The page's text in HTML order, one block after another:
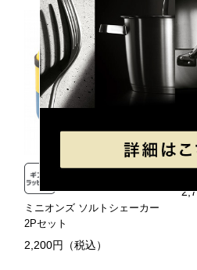
ミニオンズ ソルトシェーカー
2Pセット
2,200円（税込）
ポ